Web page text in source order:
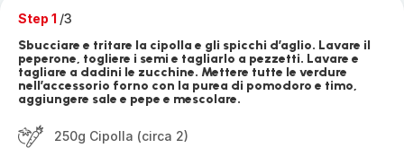
Step 1 /3
Sbucciare e tritare la cipolla e gli spicchi d’aglio. Lavare il
peperone, togliere i semi e tagliarlo a pezzetti. Lavare e
tagliare a dadini le zucchine. Mettere tutte le verdure
nell’accessorio forno con la purea di pomodoro e timo,
aggiungere sale e pepe e mescolare.
250g Cipolla (circa 2)